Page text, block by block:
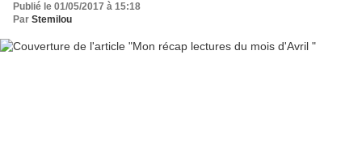
Publié le 01/05/2017 à 15:18
Par Stemilou